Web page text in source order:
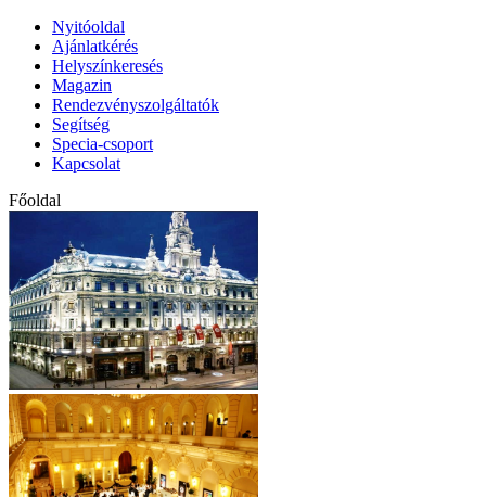
Nyitóoldal
Ajánlatkérés
Helyszínkeresés
Magazin
Rendezvényszolgáltatók
Segítség
Specia-csoport
Kapcsolat
Főoldal